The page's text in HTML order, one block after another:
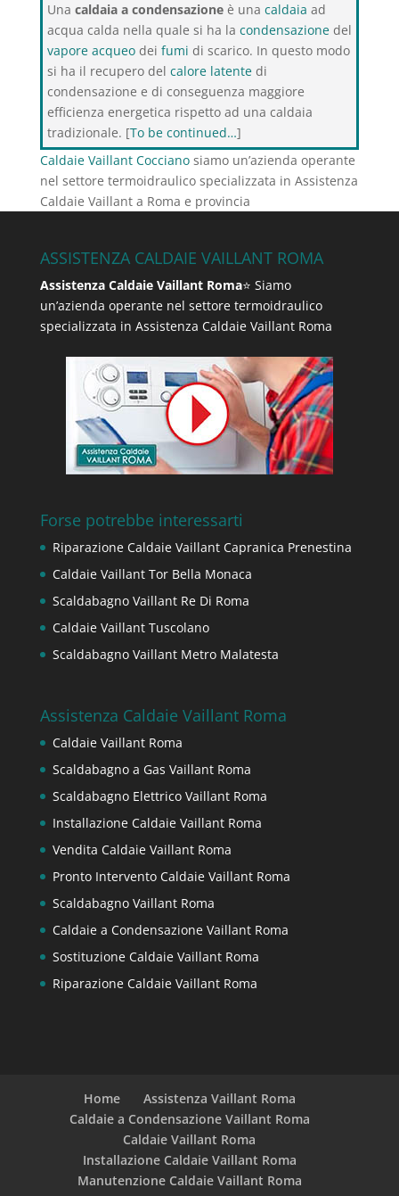
Una caldaia a condensazioneè una caldaia ad
acqua calda nella quale si ha la condensazionedel
vapore acqueodei fumi di scarico. In questo modo
si ha il recupero del calore latentedi
condensazione e di conseguenza maggiore
efficienza energetica rispetto ad una caldaia
tradizionale. [To be continued…]
Caldaie Vaillant Coccianosiamo un’azienda operante
nel settore termoidraulico specializzata in Assistenza
Caldaie Vaillant a Roma e provincia
ASSISTENZA CALDAIE VAILLANT ROMA
Assistenza Caldaie Vaillant Roma⭐ Siamo
un’azienda operante nel settore termoidraulico
specializzata in Assistenza Caldaie Vaillant Roma
Forse potrebbe interessarti
Riparazione Caldaie Vaillant Capranica Prenestina
Caldaie Vaillant Tor Bella Monaca
Scaldabagno Vaillant Re Di Roma
Caldaie Vaillant Tuscolano
Scaldabagno Vaillant Metro Malatesta
Assistenza Caldaie Vaillant Roma
Caldaie Vaillant Roma
Scaldabagno a Gas Vaillant Roma
Scaldabagno Elettrico Vaillant Roma
Installazione Caldaie Vaillant Roma
Vendita Caldaie Vaillant Roma
Pronto Intervento Caldaie Vaillant Roma
Scaldabagno Vaillant Roma
Caldaie a Condensazione Vaillant Roma
Sostituzione Caldaie Vaillant Roma
Riparazione Caldaie Vaillant Roma
Home
Assistenza Vaillant Roma
Caldaie a Condensazione Vaillant Roma
Caldaie Vaillant Roma
Installazione Caldaie Vaillant Roma
Manutenzione Caldaie Vaillant Roma